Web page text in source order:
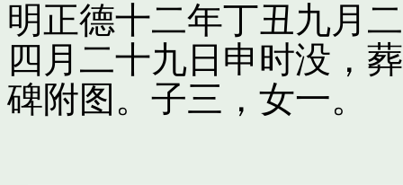
明正德十二年丁丑九月
四月二十九日申时没，
碑附图。子三，女一。